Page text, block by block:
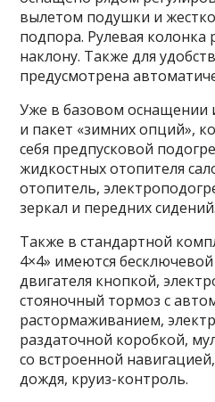
вылетом подушки и
подпора. Рулевая колонка
наклону. Также для
предусмотрена
Уже в базовом оснащении
и пакет «зимних опций»,
себя предпусковой
жидкостных отопителя
отопитель,
зеркал и передних сидений.
Также в стандартной
4×4» имеются бесключевой
двигателя кнопкой,
стояночный тормоз с
растормаживанием,
раздаточной коробкой,
со встроенной
дождя, круиз-контроль.